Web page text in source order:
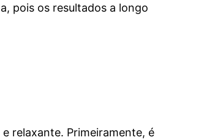
pois os resultados a longo
relaxante. Primeiramente, é